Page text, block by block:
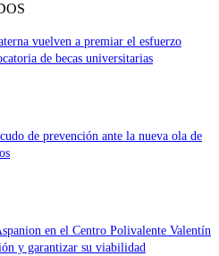
vuelven a premiar el esfuerzo
de becas universitarias
de prevención ante la nueva ola de
en el Centro Polivalente Valentín
y garantizar su viabilidad